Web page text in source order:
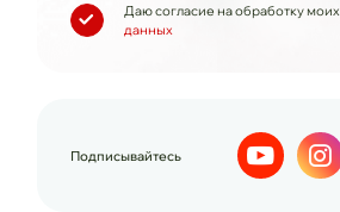
Даю согласие на обработку моих
данных
Подписывайтесь